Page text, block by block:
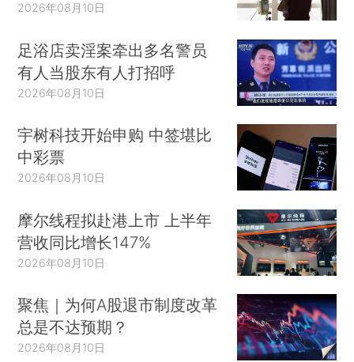
2026年08月10日
足浴店卖淫案牵出多名警员
有人当股东有人打招呼
2026年08月10日
宇树科技开始申购 中签堪比
中彩票
2026年08月10日
摩尔线程拟赴港上市 上半年
营收同比增长147%
2026年08月10日
聚焦｜为何A股退市制度改革
总是不达预期？
2026年08月10日